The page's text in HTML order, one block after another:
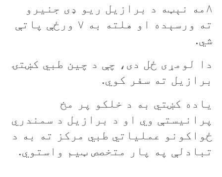
۸مه نېټه د برازيل ریو ډی جنیرو
ته ورسېده او هلته به ۷ ورځې پاتې
شي.
دا لومړی ځل دی، چې د چین طبي کښتۍ
برازیل ته سفر کوي.
ياده کښتي به د خلکو پر مخ
پرانيستې وي او د برازیل د سمندري
ځواکونو عملیاتي طبي مرکز ته به د
تبادلې په پار متخصص ټیم واستوي.